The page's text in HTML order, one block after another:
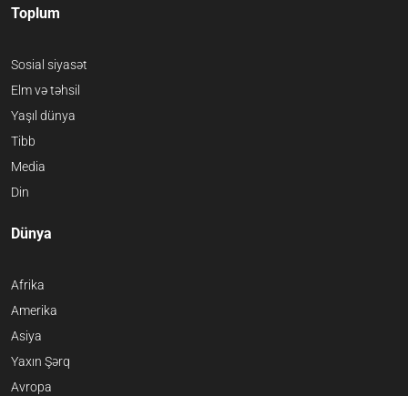
Toplum
Sosial siyasət
Elm və təhsil
Yaşıl dünya
Tibb
Media
Din
Dünya
Afrika
Amerika
Asiya
Yaxın Şərq
Avropa